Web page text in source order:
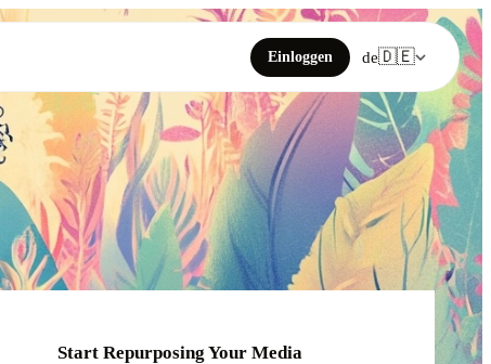
Einloggen de🇩🇪
Start Repurposing Your Media